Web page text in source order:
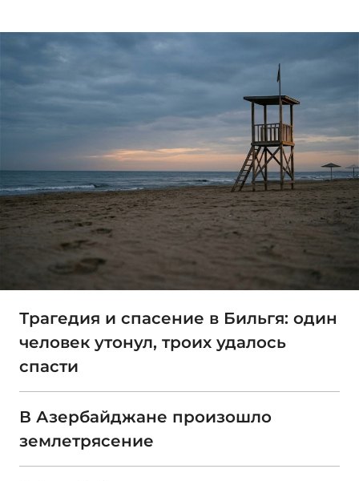
Трагедия и спасение в Бильгя: один
человек утонул, троих удалось
спасти
В Азербайджане произошло
землетрясение